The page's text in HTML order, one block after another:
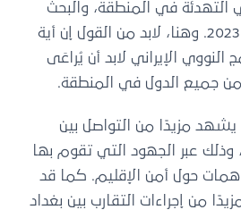
التهدئة في المنطقة، والبحث
عن تسويات في عام 2023. وهنا، لابد من القول إن أية
النووي الإيراني لابد أن يُراعَى
جميع الدول في المنطقة.
مزيدًا من التواصل بين
وذلك عبر الجهود التي تقوم بها
حول أمن الإقليم. كما قد
من إجراءات التقارب بين بغداد